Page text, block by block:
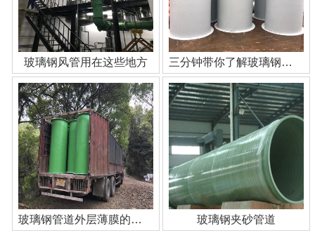
玻璃钢风管用在这些地方 三分钟带你了解玻璃钢管道
玻璃钢管道外层薄膜的作用 玻璃钢夹砂管道